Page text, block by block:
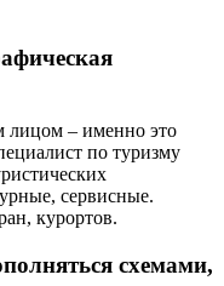
лицом – именно это
по туризму
сервисные.
курортов.
схемами,